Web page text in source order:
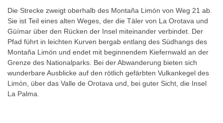
Die Strecke zweigt oberhalb des Montaña Limón von Weg 21 ab.
Sie ist Teil eines alten Weges, der die Täler von La Orotava und
Güímar über den Rücken der Insel miteinander verbindet. Der
Pfad führt in leichten Kurven bergab entlang des Südhangs des
Montaña Limón und endet mit beginnendem Kiefernwald an der
Grenze des Nationalparks. Bei der Abwanderung bieten sich
wunderbare Ausblicke auf den rötlich gefärbten Vulkankegel des
Limón, über das Valle de Orotava und, bei guter Sicht, die Insel
La Palma.